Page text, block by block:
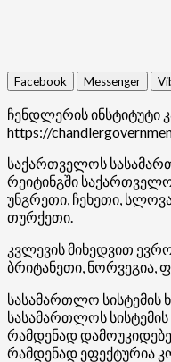
Facebook Messenger
ჩენდლერის ინსტიტუტი
https://
საქართველოს
რეიტინგში საქართველო
უნგრეთი, ჩეხეთი,
თურქეთი.
კვლევის მიხედვით
ბრიტანეთი, ნორვეგია,
სასამართლო სისტემის
სასამართლოს სისტემის
რამდენად
რამდენად ეფექტურია